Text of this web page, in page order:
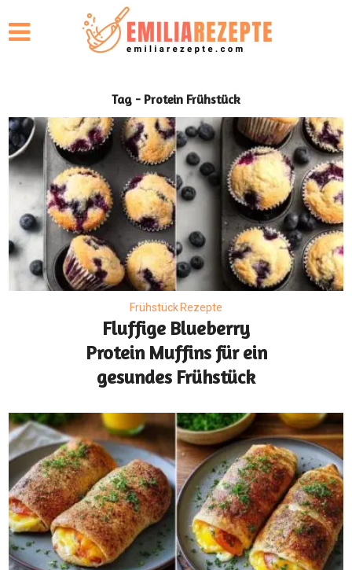
Tag - Protein Frühstück
Frühstück Rezepte
Fluffige Blueberry
Protein Muffins für ein
gesundes Frühstück